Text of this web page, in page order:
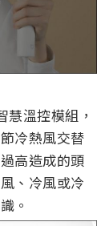
溫控模組，
冷熱風交替
高造成的頭
、冷風或冷
。